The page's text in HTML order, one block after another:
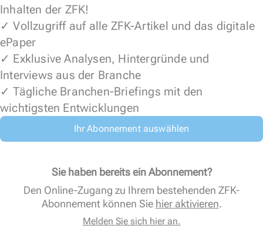
Inhalten der ZFK!
✓ Vollzugriff auf alle ZFK-Artikel und das digitale
ePaper
✓ Exklusive Analysen, Hintergründe und
Interviews aus der Branche
✓ Tägliche Branchen-Briefings mit den
wichtigsten Entwicklungen
Ihr Abonnement auswählen
Sie haben bereits ein Abonnement?
Den Online-Zugang zu Ihrem bestehenden ZFK-
Abonnement können Sie hier aktivieren.
Melden Sie sich hier an.